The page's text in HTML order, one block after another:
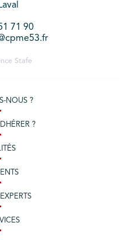
71 90
Stafe
NOUS ?
?